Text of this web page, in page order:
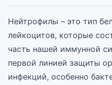
Нейтрофилы – это тип
лейкоцитов, которые
часть нашей иммунной
первой линией защиты
инфекций, особенно